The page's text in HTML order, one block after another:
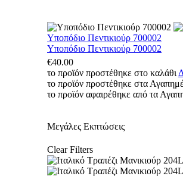
Υποπόδιο Πεντικιούρ 700002
Υποπόδιο Πεντικιούρ 700002
€40.00
το προϊόν προστέθηκε στο καλάθι
το προϊόν προστέθηκε στα
το προϊόν αφαιρέθηκε από τα
Μεγάλες Εκπτώσεις
Clear Filters